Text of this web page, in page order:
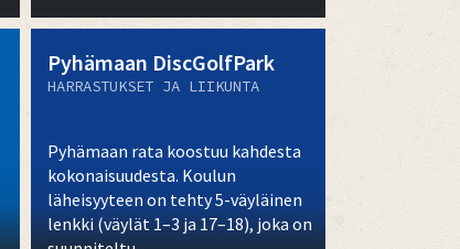
Pyhämaan DiscGolfPark
HARRASTUKSET JA LIIKUNTA
Pyhämaan rata koostuu kahdesta
kokonaisuudesta. Koulun
läheisyyteen on tehty 5-väyläinen
lenkki (väylät 1–3 ja 17–18), joka on